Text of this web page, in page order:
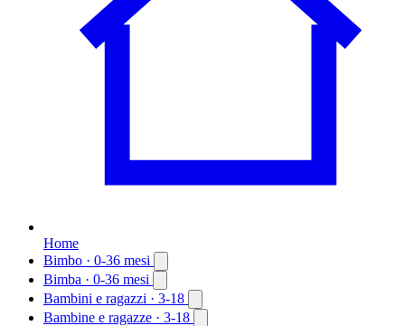
Home
Bimbo · 0-36 mesi
Bimba · 0-36 mesi
Bambini e ragazzi · 3-18
Bambine e ragazze · 3-18